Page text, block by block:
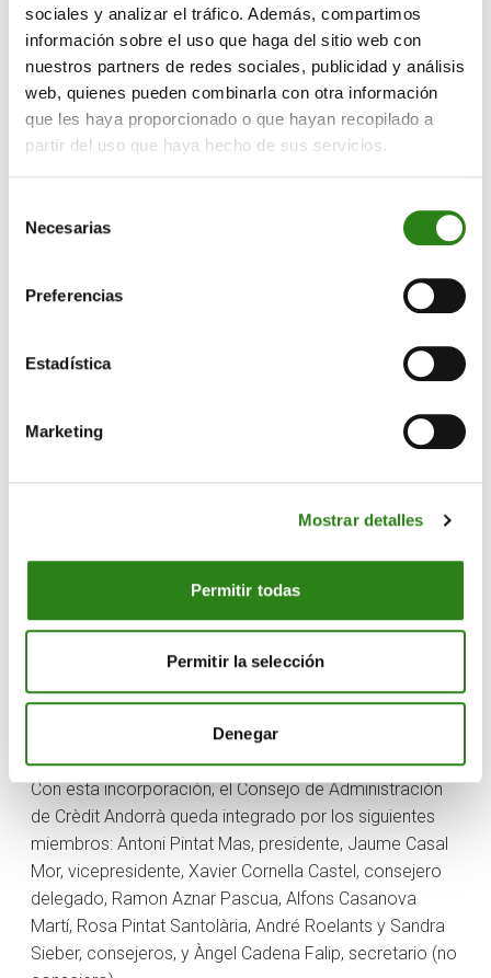
sociales y analizar el tráfico. Además, compartimos
información sobre el uso que haga del sitio web con
nuestros partners de redes sociales, publicidad y análisis
web, quienes pueden combinarla con otra información
que les haya proporcionado o que hayan recopilado a
partir del uso que haya hecho de sus servicios.
Necesarias
Preferencias
Estadística
Marketing
Mostrar detalles
Permitir todas
Permitir la selección
Denegar
Andorrà ha aprobado el nombramiento de Sandra
Sieber como nueva consejera independiente del
Consejo de Administración del banco. La incorporación
de la consejera independiente refuerza el gobierno
corporativo de la entidad, en línea con las prácticas del
sector bancario a escala global. Además, aporta un
Sandra Sieber es licenciada en Ciencias Económicas y
Empresariales por la Universidad Pompeu Fabra, donde
también ha cursado un posgrado en Gestión y
Management por el IESE Business School.
instituciones como la Universidad Pompeu Fabra, el e-
Management del MIT. Actualmente es profesora
ordinaria de Emprendimiento y Sistemas de
También tiene acreditada una trayectoria muy relevante
incorporación de las nuevas tecnologías a las
organizaciones y la transformación digital. Forma parte
del consejo asesor de varias compañías del sector
CaixaBank), BBVA y Asepeyo.
Con esta incorporación, el Consejo de Administración
de Crèdit Andorrà queda integrado por los siguientes
miembros: Antoni Pintat Mas, presidente, Jaume Casal
Mor, vicepresidente, Xavier Cornella Castel, consejero
delegado, Ramon Aznar Pascua, Alfons Casanova
Martí, Rosa Pintat Santolària, André Roelants y Sandra
Sieber, consejeros, y Àngel Cadena Falip, secretario (no